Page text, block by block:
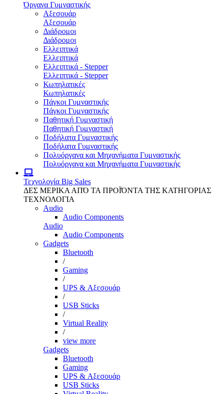
Όργανα Γυμναστικής
Αξεσουάρ
Αξεσουάρ
Διάδρομοι
Διάδρομοι
Ελλειπτικά
Ελλειπτικά
Ελλειπτικά - Stepper
Ελλειπτικά - Stepper
Κωπηλατικές
Κωπηλατικές
Πάγκοι Γυμναστικής
Πάγκοι Γυμναστικής
Παθητική Γυμναστική
Παθητική Γυμναστική
Ποδήλατα Γυμναστικής
Ποδήλατα Γυμναστικής
Πολυόργανα και Μηχανήματα Γυμναστικής
Πολυόργανα και Μηχανήματα Γυμναστικής
Τεχνολογία Big Sales
ΔΕΣ ΜΕΡΙΚΑ ΑΠΌ ΤΑ ΠΡΟΪΌΝΤΑ ΤΗΣ ΚΑΤΗΓΟΡΙΑΣ
ΤΕΧΝΟΛΟΓΙΑ
Audio
Audio Components
Audio
Audio Components
Gadgets
Bluetooth
/
Gaming
/
UPS & Αξεσουάρ
/
USB Sticks
/
Virtual Reality
/
view more
Gadgets
Bluetooth
Gaming
UPS & Αξεσουάρ
USB Sticks